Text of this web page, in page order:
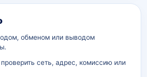
контекст
обменом или выводом
сеть, адрес, комиссию или